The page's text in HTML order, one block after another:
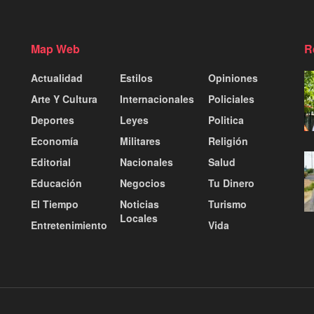
Map Web
Actualidad
Arte Y Cultura
Deportes
Economía
Editorial
Educación
El Tiempo
Entretenimiento
Estilos
Internacionales
Leyes
Militares
Nacionales
Negocios
Noticias
Locales
Opiniones
Policiales
Politica
Religión
Salud
Tu Dinero
Turismo
Vida